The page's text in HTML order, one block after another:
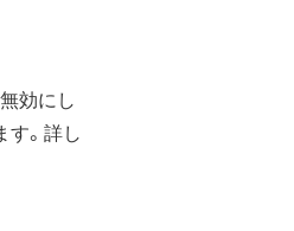
効にし
。詳し